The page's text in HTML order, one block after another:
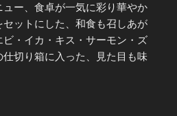
ー、食卓が一気に彩り華やか
ットにした、和食も召しあが
・イカ・キス・サーモン・ズ
切り箱に入った、見た目も味